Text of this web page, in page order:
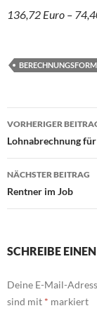
136,72 Euro –
VORHERIGER
Lohnabrechnung
NÄCHSTER BEITRAG
Rentner im Job
SCHREIBE
Deine E-Mail-
sind mit * markiert